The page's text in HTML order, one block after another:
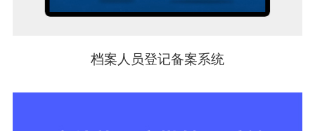
档案人员登记备案系统